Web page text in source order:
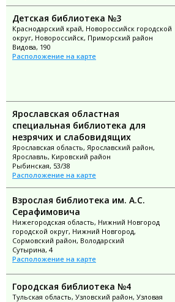
Детская библиотека №3
Краснодарский край, Новороссийск городской
округ, Новороссийск, Приморский район
Видова, 190
Расположение на карте
Ярославская областная
специальная библиотека для
незрячих и слабовидящих
Ярославская область, Ярославский район,
Ярославль, Кировский район
Рыбинская, 53/38
Расположение на карте
Взрослая библиотека им. А.С.
Серафимовича
Нижегородская область, Нижний Новгород
городской округ, Нижний Новгород,
Сормовский район, Володарский
Сутырина, 4
Расположение на карте
Городская библиотека №4
Тульская область, Узловский район, Узловая